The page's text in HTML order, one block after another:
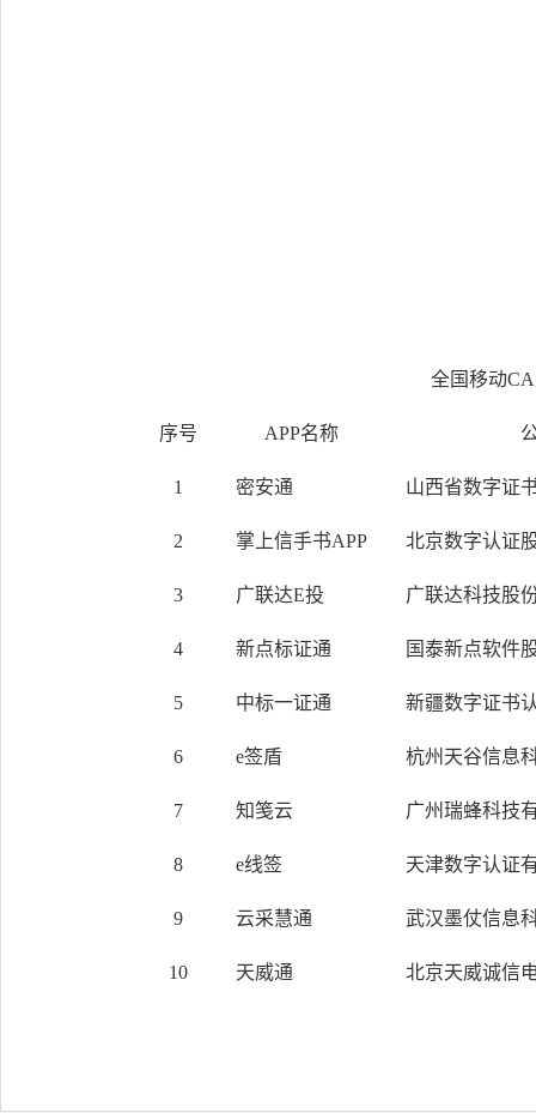
全国移动
序号 APP名称
1 密安通 山西省数字证
2 掌上信手书APP 北京数字认证
3 广联达E投 广联达科技股
4 新点标证通 国泰新点软件
5 中标一证通 新疆数字证书
6 e签盾 杭州天谷信息
7 知笺云 广州瑞蜂科技
8 e线签 天津数字认证
9 云采慧通 武汉墨仗信息
10 天威通 北京天威诚信